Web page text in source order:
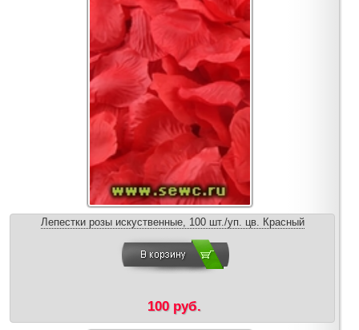
Лепестки розы искуственные, 100 шт./уп. цв. Красный
100 руб.